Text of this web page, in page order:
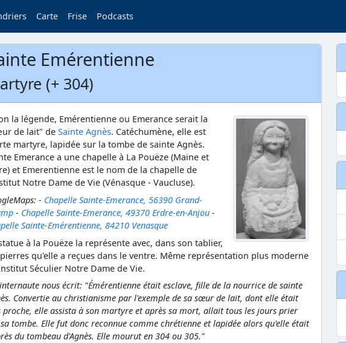
Carte Frise Podcasts
Emérentienne
(+ 304)
la légende, Emérentienne ou Emerance serait la
de lait" de Sainte Agnès. Catéchumène, elle est
martyre, lapidée sur la tombe de sainte Agnès.
Emerance a une chapelle à La Pouëze (Maine et
et Emerentienne est le nom de la chapelle de
Notre Dame de Vie (Vénasque - Vaucluse).
- Chapelle Sainte-Emerance, 56390 Grand-
- Chapelle Sainte-Emerance, 49370 Erdre-en-Anjou -
Sainte-Emérentienne, 84210 Venasque
à la Pouëze la représente avec, dans son tablier,
qu'elle a reçues dans le ventre. Même représentation plus moderne
Séculier Notre Dame de Vie.
nous écrit: "Émérentienne était esclave, fille de la nourrice de sainte
Convertie au christianisme par l'exemple de sa sœur de lait, dont elle était
proche, elle assista à son martyre et après sa mort, allait tous les jours prier
tombe. Elle fut donc reconnue comme chrétienne et lapidée alors qu'elle était
du tombeau d'Agnès. Elle mourut en 304 ou 305."